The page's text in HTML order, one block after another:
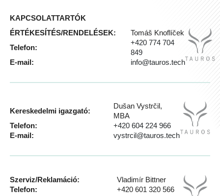
KAPCSOLATTARTÓK
ÉRTÉKESÍTÉS/RENDELÉSEK:
Tomáš Knoflíček
Telefon:
+420 774 704
849
E-mail:
info@tauros.tech
Kereskedelmi igazgató:
Dušan Vystrčil,
MBA
Telefon:
+420 604 224 966
E-mail:
vystrcil@tauros.tech
Szerviz/Reklamáció:
Vladimír Bittner
Telefon:
+420 601 320 566
e
s
?
A
á
l
j